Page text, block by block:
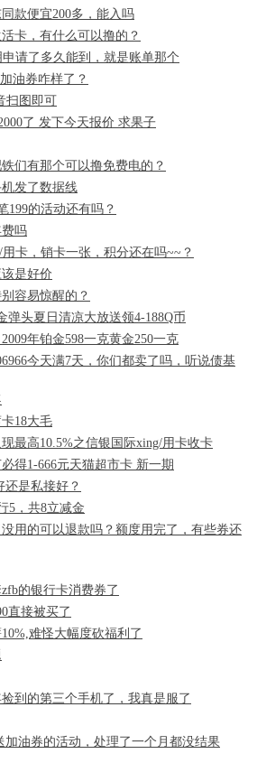
款便宜200多，能入吗
卡，有什么可以撸的？
请了多久能到，就是账单那个
油券咋样了？
扫图即可
了 发下今天报价 求果子
们有那个可以撸免费电的？
发了数据线
199的活动还有吗？
吗
卡，销卡一张，积分还在吗~~？
是好价
容易惊醒的？
弹头夏日清凉大放送领4-188Q币
年铂金598一克黄金250一克
今天满7天，你们都卖了吗，听说债基
18大毛
最高10.5%之信银国际xing/用卡收卡
得1-666元天猫超市卡 新一期
还是私接好？
5，共8立减金
用的可以退款吗？额度用完了，有些券还
的银行卡消费券了
直接被买了
难怪大幅度砍福利了
到的第三个手机了，我真是服了
加油券的活动，处理了一个月都没结果